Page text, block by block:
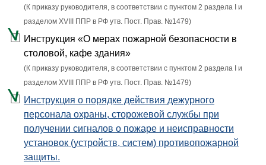
(К приказу руководителя, в соответствии с пунктом 2 раздела I и
разделом XVIII ППР в РФ утв. Пост. Прав. №1479)
Инструкция «О мерах пожарной безопасности в
столовой, кафе здания»
(К приказу руководителя, в соответствии с пунктом 2 раздела I и
разделом XVIII ППР в РФ утв. Пост. Прав. №1479)
Инструкция о порядке действия дежурного
персонала охраны, сторожевой службы при
получении сигналов о пожаре и неисправности
установок (устройств, систем) противопожарной
защиты.